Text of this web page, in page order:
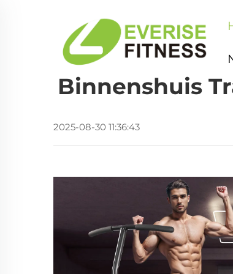
Binnenshuis
2025-08-30 11:36:43